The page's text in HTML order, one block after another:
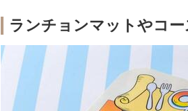
ランチョンマットやコ